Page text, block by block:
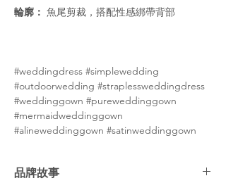
輪廓： 魚尾剪裁，搭配性感綁帶背部
#weddingdress #simplewedding
#outdoorwedding #straplessweddingdress
#weddinggown #pureweddinggown
#mermaidweddinggown
#alineweddinggown #satinweddinggown
品牌故事